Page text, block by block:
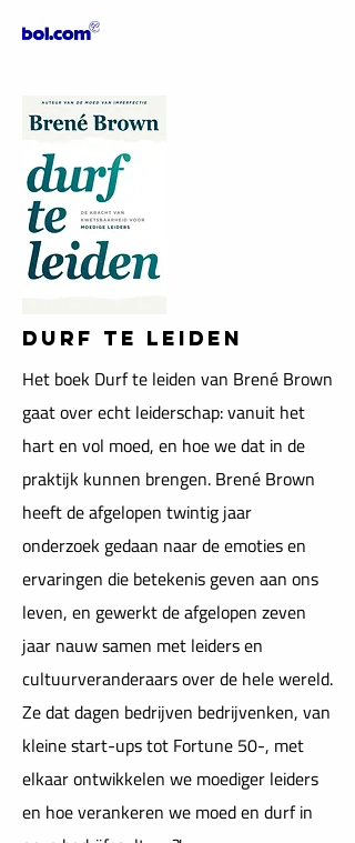
DURF TE LEIDEN​
Het boek Durf te leiden van Brené Brown
gaat over echt leiderschap: vanuit het
hart en vol moed, en hoe we dat in de
praktijk kunnen brengen. Brené Brown
heeft de afgelopen twintig jaar
onderzoek gedaan naar de emoties en
ervaringen die betekenis geven aan ons
leven, en gewerkt de afgelopen zeven
jaar nauw samen met leiders en
cultuurveranderaars over de hele wereld.
Ze dat dagen bedrijven bedrijvenken, van
kleine start-ups tot Fortune 50-, met
elkaar ontwikkelen we moediger leiders
en hoe verankeren we moed en durf in